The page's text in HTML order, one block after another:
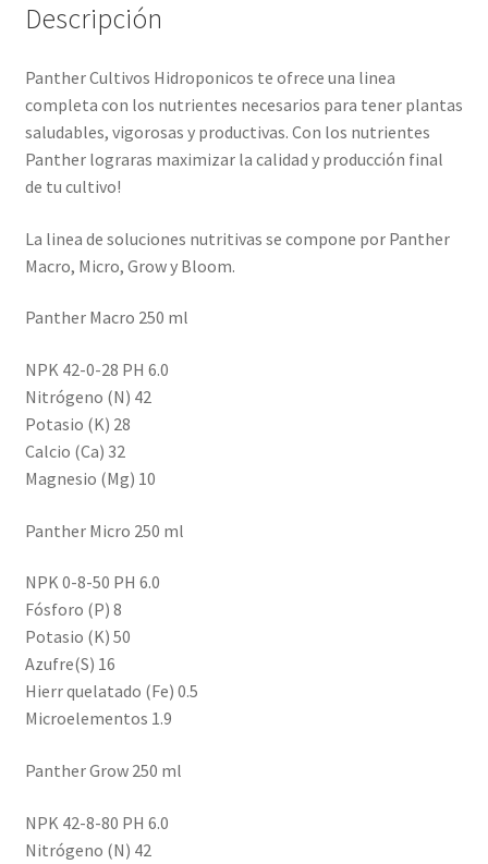
Descripción
Panther Cultivos Hidroponicos te ofrece una linea
completa con los nutrientes necesarios para tener plantas
saludables, vigorosas y productivas. Con los nutrientes
Panther lograras maximizar la calidad y producción final
de tu cultivo!
La linea de soluciones nutritivas se compone por Panther
Macro, Micro, Grow y Bloom.
Panther Macro 250 ml
NPK 42-0-28 PH 6.0
Nitrógeno (N) 42
Potasio (K) 28
Calcio (Ca) 32
Magnesio (Mg) 10
Panther Micro 250 ml
NPK 0-8-50 PH 6.0
Fósforo (P) 8
Potasio (K) 50
Azufre(S) 16
Hierr quelatado (Fe) 0.5
Microelementos 1.9
Panther Grow 250 ml
NPK 42-8-80 PH 6.0
Nitrógeno (N) 42